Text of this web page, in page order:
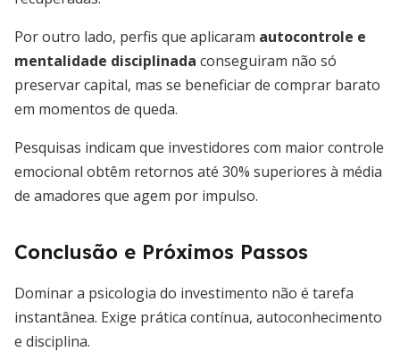
Por outro lado, perfis que aplicaram autocontrole e
mentalidade disciplinada conseguiram não só
preservar capital, mas se beneficiar de comprar barato
em momentos de queda.
Pesquisas indicam que investidores com maior controle
emocional obtêm retornos até 30% superiores à média
de amadores que agem por impulso.
Conclusão e Próximos Passos
Dominar a psicologia do investimento não é tarefa
instantânea. Exige prática contínua, autoconhecimento
e disciplina.